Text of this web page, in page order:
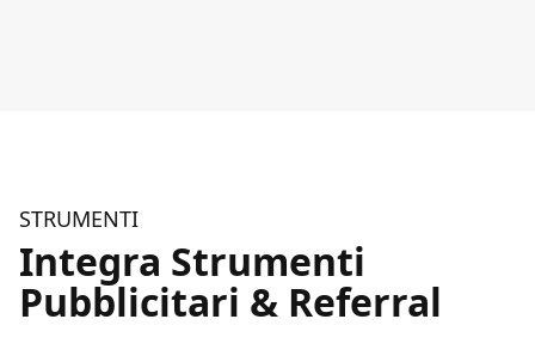
STRUMENTI
Integra Strumenti
Pubblicitari & Referral